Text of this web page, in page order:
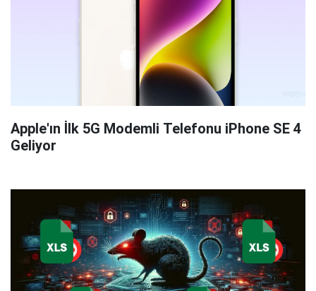
Apple'ın İlk 5G Modemli Telefonu iPhone SE 4
Geliyor